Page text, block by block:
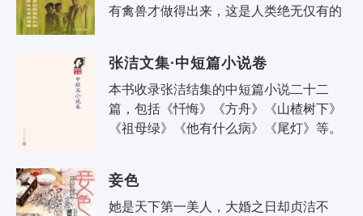
有禽兽才做得出来，这是人类绝无仅有的
张洁文集·中短篇小说卷
本书收录张洁结集的中短篇小说二十二
篇，包括《忏悔》《方舟》《山楂树下》
《祖母绿》《他有什么病》《尾灯》等。
妾色
她是天下第一美人，大婚之日却贞洁不